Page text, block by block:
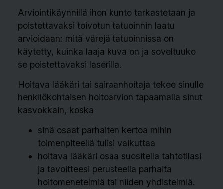
Arviointikäynnillä ihon kunto tarkastetaan ja
poistettavaksi toivotun tatuoinnin laatu
arvioidaan: mitä värejä tatuoinnissa on
käytetty, kuinka laaja kuva on ja soveltuuko
se poistettavaksi laserilla.
Hoitava lääkäri tai sairaanhoitaja tekee sinulle
henkilökohtaisen hoitoarvion tapaamalla sinut
kasvokkain, koska
sinä osaat parhaiten kertoa mihin
toimenpiteellä tulisi vaikuttaa
hoitava lääkäri osaa suositella tahtotilasi
ja tavoitteesi perusteella parhaita
hoitomenetelmiä tai niiden yhdistelmiä.